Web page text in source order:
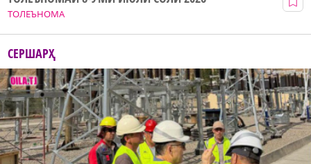
ТОЛЕЪНОМА
СЕРШАРҲ